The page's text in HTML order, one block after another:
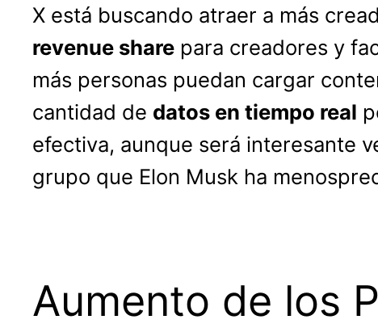
X está buscando atraer a más
revenue share para creadores y
más personas puedan cargar
cantidad de datos en tiempo real
efectiva, aunque será interesante
grupo que Elon Musk ha
Aumento de los